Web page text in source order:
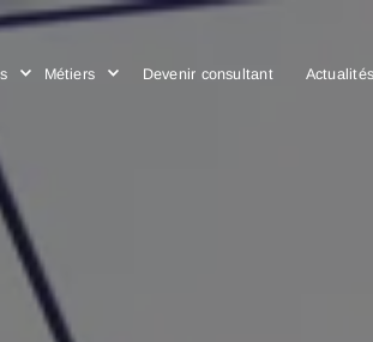
Secteurs Métiers Devenir consultant